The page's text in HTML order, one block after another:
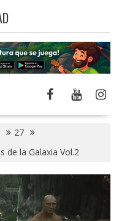
27
de la Galaxia Vol.2